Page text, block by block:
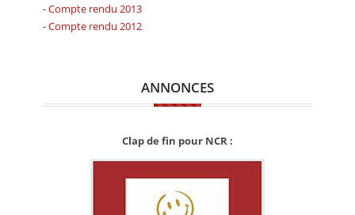
-Compte rendu 2013
-Compte rendu 2012
ANNONCES
Clap de fin pour NCR :